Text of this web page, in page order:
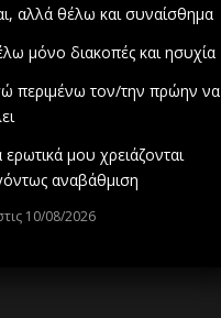
αλλά θέλω και συναίσθημα
μόνο διακοπές και ησυχία
περιμένω τον/την πρώην να
ερωτικά μου χρειάζονται
αναβάθμιση
10/08/2026